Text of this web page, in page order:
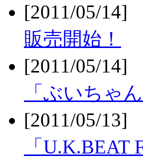
[2011/05/14]
販売開始！
[2011/05/14]
「ぶいちゃ
[2011/05/13]
「